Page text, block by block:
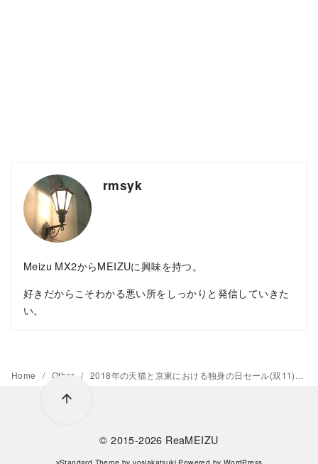
rmsyk
Meizu MX2からMEIZUに興味を持つ。
好きだからこそわかる悪い所をしっかりと発信していきた
い。
Home Other 2018年の天猫と京東における独身の日セール(双11)の取引額が公開。天猫は約3.5兆円、京東は約2.6兆円
© 2015-2026 ReaMEIZU